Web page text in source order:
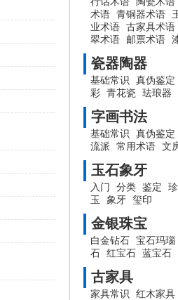
术语 青铜器术语
业术语 古家具术语
翠术语
邮票术语
瓷器陶器
基础常识 真伪鉴定
彩 青花瓷 珐琅器
字画书法
基础常识 真伪鉴定
流派
常用术语 文
玉石象牙
入门 分类 鉴定
玉
象牙 玺印
金银珠宝
白金钻石 宝石玛瑙
石 红宝石 蓝宝石
古家具
家具常识 红木家具